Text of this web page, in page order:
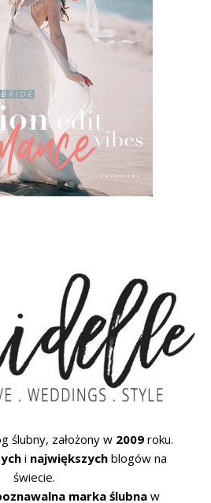
ślubny, założony w 2009 roku.
i największychblogów na
świecie.
marka ślubnaw